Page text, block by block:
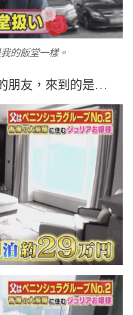
的飯堂一樣。
朋友，來到的是…